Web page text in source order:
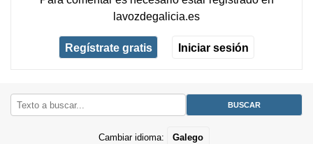
lavozdegalicia.es
Regístrate gratis Iniciar sesión
Cambiar idioma: Galego